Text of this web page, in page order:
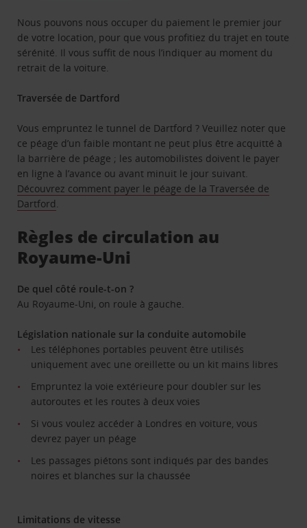
Nous pouvons nous occuper du paiement le premier jour
de votre location, pour que vous profitiez du trajet en toute
sérénité. Il vous suffit de nous l’indiquer au moment du
retrait de la voiture.
Traversée de Dartford
Vous empruntez le tunnel de Dartford ? Veuillez noter que
ce péage d’un faible montant ne peut plus être acquitté à
la barrière de péage ; les automobilistes doivent le payer
en ligne à l’avance ou avant minuit le jour suivant.
Découvrez comment payer le péage de la Traversée de
Dartford.
Règles de circulation au
Royaume-Uni
De quel côté roule-t-on ?
Au Royaume-Uni, on roule à gauche.
Législation nationale sur la conduite automobile
Les téléphones portables peuvent être utilisés
uniquement avec une oreillette ou un kit mains libres
Empruntez la voie extérieure pour doubler sur les
autoroutes et les routes à deux voies
Si vous voulez accéder à Londres en voiture, vous
devrez payer un péage
Les passages piétons sont indiqués par des bandes
noires et blanches sur la chaussée
Limitations de vitesse